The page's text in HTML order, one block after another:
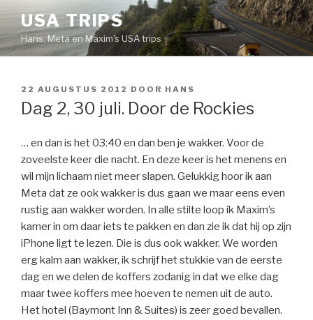
Naar
inhoud
springen
USA TRIPS
Hans, Meta en Maxim's USA trips
GEPLAATST
OP
22 AUGUSTUS 2012 DOOR HANS
Dag 2, 30 juli. Door de Rockies
… en dan is het 03:40 en dan ben je wakker. Voor de
zoveelste keer die nacht. En deze keer is het menens en
wil mijn lichaam niet meer slapen. Gelukkig hoor ik aan
Meta dat ze ook wakker is dus gaan we maar eens even
rustig aan wakker worden. In alle stilte loop ik Maxim’s
kamer in om daar iets te pakken en dan zie ik dat hij op zijn
iPhone ligt te lezen. Die is dus ook wakker. We worden
erg kalm aan wakker, ik schrijf het stukkie van de eerste
dag en we delen de koffers zodanig in dat we elke dag
maar twee koffers mee hoeven te nemen uit de auto.
Het hotel (Baymont Inn & Suites) is zeer goed bevallen.